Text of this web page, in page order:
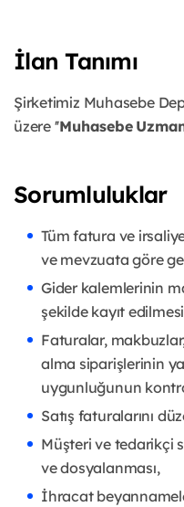
İlan Tanımı
Şirketimiz Muhasebe
üzere ''Muhasebe
Sorumluluklar
Tüm fatura ve
ve mevzuata göre
Gider kalemlerinin
şekilde kayıt
Faturalar,
alma siparişlerinin
uygunluğunun
Satış faturalarını
Müşteri ve tedarikçi
ve dosyalanması,
İhracat